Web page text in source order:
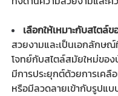
เลือกให้เหมาะกับสไตล์
สวยงามและเป็นเอกลักษ
โจทย์กับสไตล์สมัยใหม่ของ
มีการประยุกต์ด้วยการเคลื
หรือมีลวดลายเข้ากับรูปแบ